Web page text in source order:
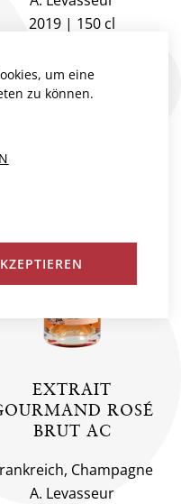
2019
150 cl
EXTRAIT
ROSÉ
BRUT AC
Champagne
A. Levasseur
um eine
zu können.